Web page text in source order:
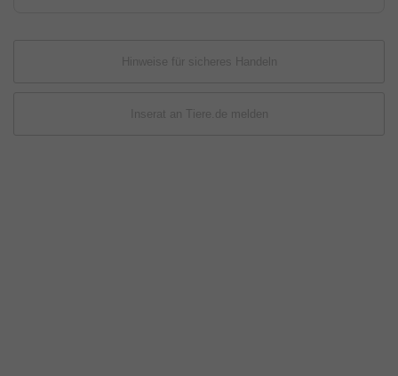
Hinweise für sicheres Handeln
Inserat an Tiere.de melden